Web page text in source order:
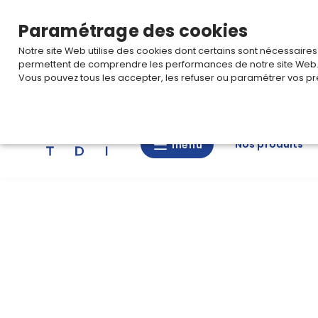
menu
menu Nos produits
Paramétrage des cookies
Notre site Web utilise des cookies dont certains sont
permettent de comprendre les performances de notre site Web.
Vous pouvez tous les accepter, les refuser ou paramétrer vos